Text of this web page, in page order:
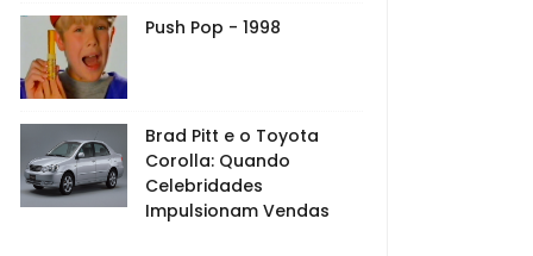
Push Pop - 1998
Brad Pitt e o Toyota
Corolla: Quando
Celebridades
Impulsionam Vendas